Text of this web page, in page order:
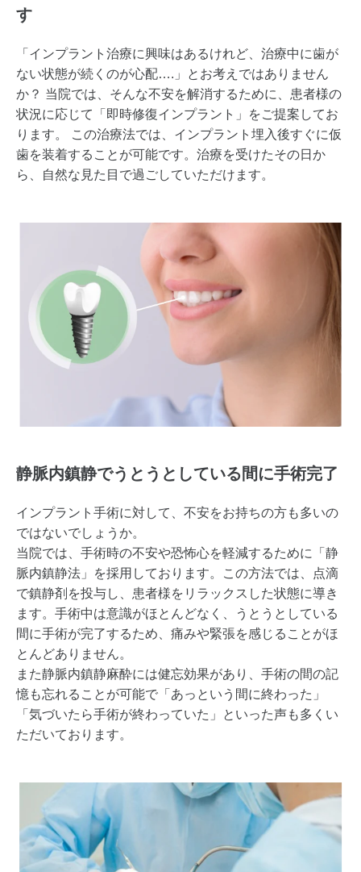
す
「インプラント治療に興味はあるけれど、治療中に歯が
ない状態が続くのが心配….」とお考えではありません
か？ 当院では、そんな不安を解消するために、患者様の
状況に応じて「即時修復インプラント」をご提案してお
ります。 この治療法では、インプラント埋入後すぐに仮
歯を装着することが可能です。治療を受けたその日か
ら、自然な見た目で過ごしていただけます。
静脈内鎮静でうとうとしている間に手術完了
インプラント手術に対して、不安をお持ちの方も多いの
ではないでしょうか。
当院では、手術時の不安や恐怖心を軽減するために「静
脈内鎮静法」を採用しております。この方法では、点滴
で鎮静剤を投与し、患者様をリラックスした状態に導き
ます。手術中は意識がほとんどなく、うとうとしている
間に手術が完了するため、痛みや緊張を感じることがほ
とんどありません。
また静脈内鎮静麻酔には健忘効果があり、手術の間の記
憶も忘れることが可能で「あっという間に終わった」
「気づいたら手術が終わっていた」といった声も多くい
ただいております。